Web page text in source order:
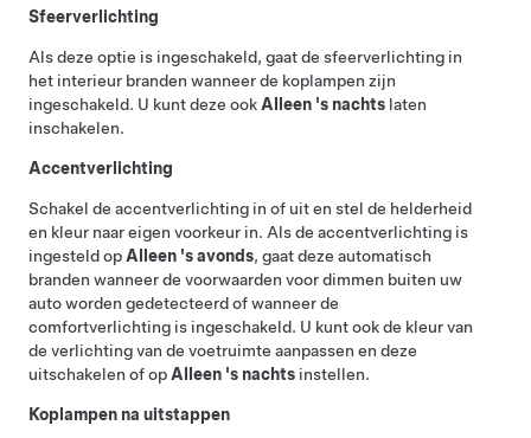
Sfeerverlichting
Als deze optie is ingeschakeld, gaat de sfeerverlichting in
het interieur branden wanneer de koplampen zijn
ingeschakeld. U kunt deze ook Alleen 's nachts laten
inschakelen.
Accentverlichting
Schakel de accentverlichting in of uit en stel de helderheid
en kleur naar eigen voorkeur in. Als de accentverlichting is
ingesteld op Alleen 's avonds, gaat deze automatisch
branden wanneer de voorwaarden voor dimmen buiten uw
auto worden gedetecteerd of wanneer de
comfortverlichting is ingeschakeld. U kunt ook de kleur van
de verlichting van de voetruimte aanpassen en deze
uitschakelen of op Alleen 's nachts instellen.
Koplampen na uitstappen